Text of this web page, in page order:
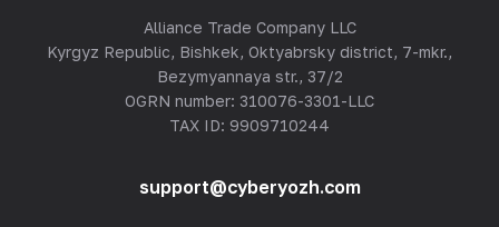
Alliance Trade Company LLC
Kyrgyz Republic, Bishkek, Oktyabrsky district, 7-mkr.,
Bezymyannaya str., 37/2
OGRN number: 310076-3301-LLC
TAX ID: 9909710244
support@cyberyozh.com